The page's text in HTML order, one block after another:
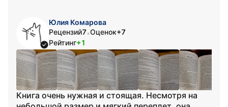
Юлия Комарова
Рецензий7•Оценок+7
Рейтинг+1
Книга очень нужная и стоящая. Несмотря на